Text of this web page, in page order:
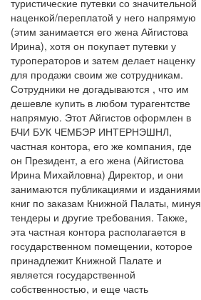
туристические путевки со значительной
наценкой/переплатой у него напрямую
(этим занимается его жена Айгистова
Ирина), хотя он покупает путевки у
туроператоров и затем делает наценку
для продажи своим же сотрудникам.
Сотрудники не догадываются , что им
дешевле купить в любом турагентстве
напрямую. Этот Айгистов оформлен в
БЧИ БУК ЧЕМБЭР ИНТЕРНЭШНЛ,
частная контора, его же компания, где
он Президент, а его жена (Айгистова
Ирина Михайловна) Директор, и они
занимаются публикациями и изданиями
книг по заказам Книжной Палаты, минуя
тендеры и другие требования. Также,
эта частная контора располагается в
государственном помещении, которое
принадлежит Книжной Палате и
является государственной
собственностью, и еще часть